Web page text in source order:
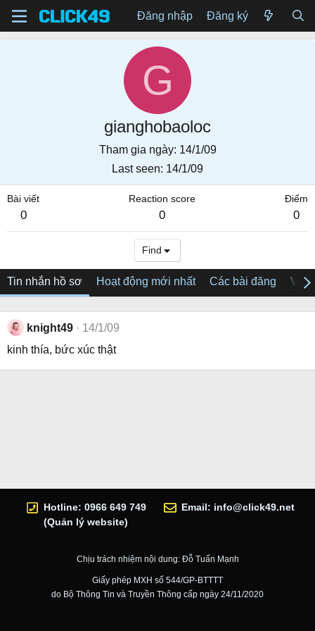
Đăng nhập Đăng ký
G
gianghobaoloc
Tham gia ngày 14/1/09
Last seen 14/1/09
Bài viết
0
Reaction score
0
Điểm
0
Find
Tin nhắn hồ sơ Hoạt động mới nhất Các bài đăng Về
knight49
14/1/09
kinh thía, bức xúc thật
Hotline: 0966 649 749
(Quản lý website)
Email: info@click49.net
Chịu trách nhiệm nội dung: Đỗ Tuấn Mạnh
Giấy phép MXH số 544/GP-BTTTT
do Bộ Thông Tin và Truyền Thông cấp ngày 24/11/2020